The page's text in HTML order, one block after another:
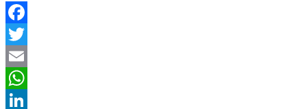
Facebook
Twitter
Email
WhatsApp